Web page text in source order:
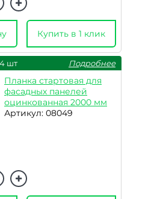
Купить в 1 клик
шт Подробнее
Планка стартовая для
фасадных панелей
оцинкованная 2000 мм
Артикул: 08049